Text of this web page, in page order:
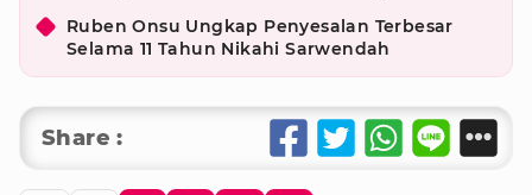
Ruben Onsu Ungkap Penyesalan Terbesar
Selama 11 Tahun Nikahi Sarwendah
Share :